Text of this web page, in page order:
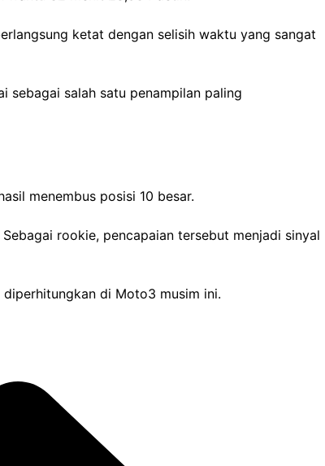
ketat dengan selisih waktu yang sangat
sebagai salah satu penampilan paling
menembus posisi 10 besar.
rookie, pencapaian tersebut menjadi sinyal
di Moto3 musim ini.